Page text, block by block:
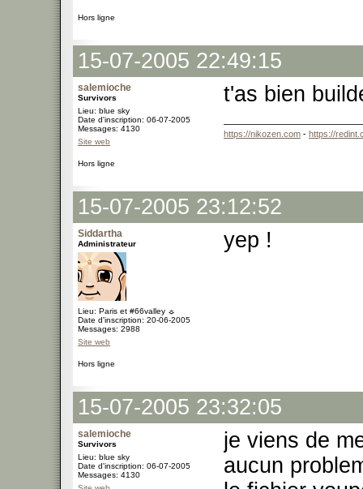
Hors ligne
15-07-2005 22:49:15
salemioche
Survivors
Lieu: blue sky
Date d'inscription: 06-07-2005
Messages: 4130
Site web
t'as bien
https://nikozen.com - https://
Hors ligne
15-07-2005 23:12:52
Siddartha
Administrateur
Lieu: Paris et #66valley ☼
Date d'inscription: 20-06-2005
Messages: 2988
Site web
yep !
Hors ligne
15-07-2005 23:32:05
salemioche
Survivors
Lieu: blue sky
Date d'inscription: 06-07-2005
Messages: 4130
je viens de
aucun